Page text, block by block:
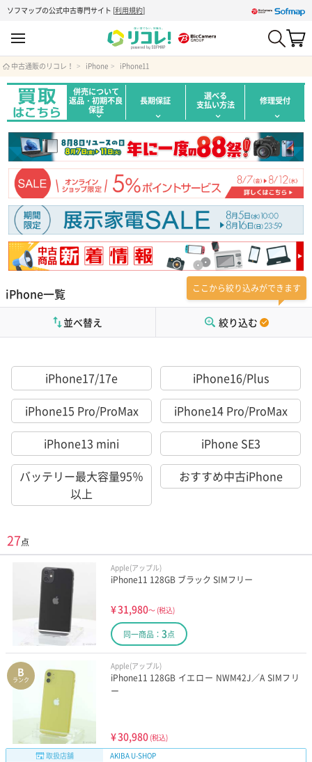
ソフマップの公式中古専門サイト [利用規約]
中古通販のリコレ！ iPhone iPhone11
併売について
返品・初期不良
保証
長期保証 選べる
支払い方法 修理受付
iPhone一覧 ここから絞り込みができます
絞り込む
並べ替え
iPhone17/17e
iPhone16/Plus
iPhone15 Pro/ProMax
iPhone14 Pro/ProMax
iPhone13 mini
iPhone SE3
バッテリー最大容量95％
以上
おすすめ中古iPhone
27点
Apple(アップル)
iPhone11 128GB ブラック SIMフリー
¥31,980～ (税込)
同一商品： 3点
B
ランク
Apple(アップル)
iPhone11 128GB イエロー NWM42J／A SIMフリ
ー
¥30,980 (税込)
取扱店舗
AKIBA U-SHOP